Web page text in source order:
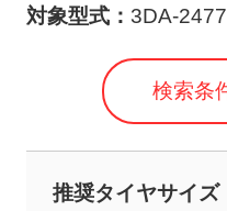
対象型式： 3DA-
検索条
推奨タイヤサイズ